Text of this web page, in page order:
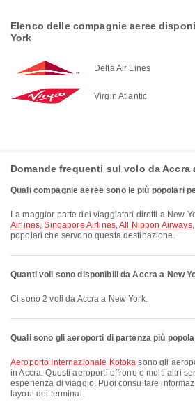
Elenco delle compagnie aeree
York
Delta Air Lines
Virgin Atlantic
Domande frequenti sul volo da Accra
Quali compagnie aeree sono le più popolari
La maggior parte dei viaggiatori diretti a New
Airlines,Singapore Airlines,All Nippon Airways
popolari che servono questa destinazione.
Quanti voli sono disponibili da Accra a New
Ci sono 2 voli da Accra a New York.
Quali sono gli aeroporti di partenza più
Aeroporto Internazionale Kotoka sono gli
in Accra. Questi aeroporti offrono e molti altri
esperienza di viaggio. Puoi consultare
layout dei terminal.